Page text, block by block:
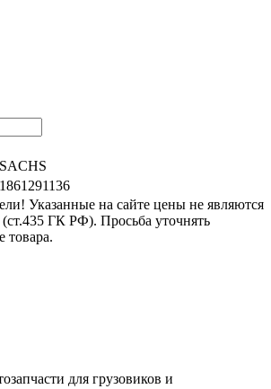
SACHS
1861291136
Указанные на сайте цены не являются
ГК РФ). Просьба уточнять
товара.
для грузовиков и